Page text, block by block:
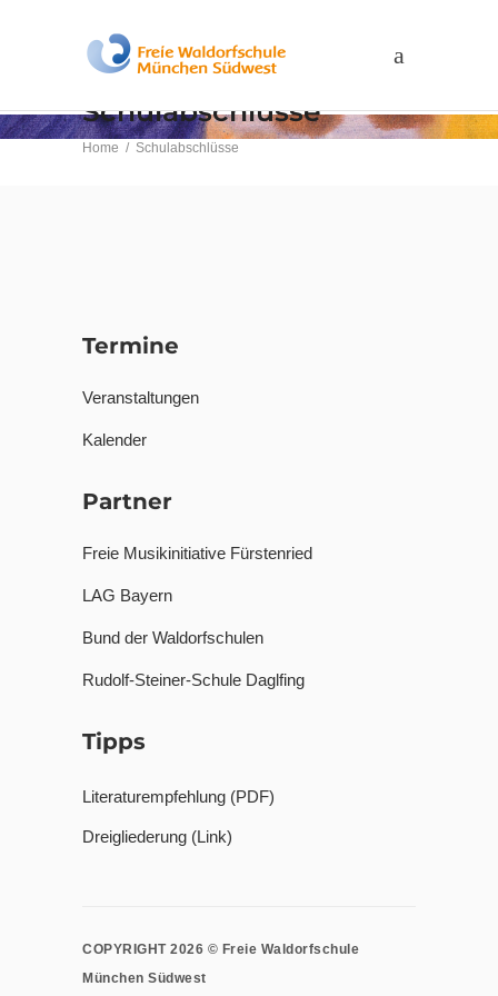
Schulabschlüsse
Home / Schulabschlüsse
Termine
Veranstaltungen
Kalender
Partner
Freie Musikinitiative Fürstenried
LAG Bayern
Bund der Waldorfschulen
Rudolf-Steiner-Schule Daglfing
Tipps
Literaturempfehlung (PDF)
Dreigliederung (Link)
COPYRIGHT 2026 © Freie Waldorfschule
München Südwest